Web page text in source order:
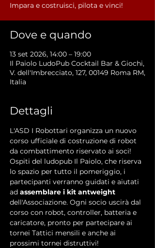
Impara e costruisci, pilota e vinci!
Dove e quando
13 set 2026, 14:00 – 19:00
Il Paiolo LudoPub Cocktail Bar & Giochi,
V. dell'Imbrecciato, 127, 00149 Roma RM,
Italia
Dettagli
L'ASD I Robottari organizza un nuovo
corso ufficiale di costruzione di robot
da combattimento riservato ai soci!
Ospiti del ludopub Il Paiolo, che riserva
lo spazio per tutto il pomeriggio, i
partecipanti verranno guidati e aiutati
ad assemblare i kit antweight
dell'Associazione. Ogni socio uscirà dal
corso con robot, controller, batteria e
caricatore, pronto per partecipare ai
tornei Tattici mensili e anche ai
prossimi tornei distruttivi!